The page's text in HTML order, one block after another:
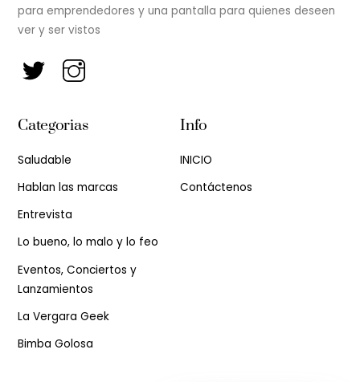
para emprendedores y una pantalla para quienes deseen
ver y ser vistos
Categorias
Saludable
Hablan las marcas
Entrevista
Lo bueno, lo malo y lo feo
Eventos, Conciertos y
Lanzamientos
La Vergara Geek
Bimba Golosa
Info
INICIO
Contáctenos